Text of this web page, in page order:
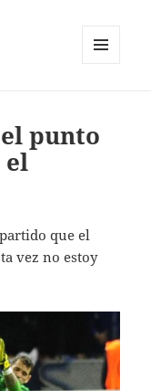
punto
el
que el
vez no estoy